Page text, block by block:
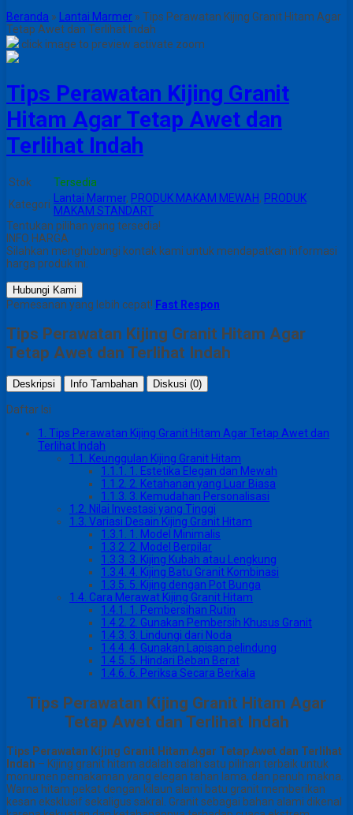
Beranda » Lantai Marmer » Tips Perawatan Kijing Granit Hitam Agar
Tetap Awet dan Terlihat Indah
click image to preview activate zoom
Tips Perawatan Kijing Granit
Hitam Agar Tetap Awet dan
Terlihat Indah
Stok
Tersedia
Kategori Lantai Marmer, PRODUK MAKAM MEWAH, PRODUK
MAKAM STANDART
Tentukan pilihan yang tersedia!
INFO HARGA
Silahkan menghubungi kontak kami untuk mendapatkan informasi
harga produk ini.
Hubungi Kami
Pemesanan yang lebih cepat! Fast Respon
Tips Perawatan Kijing Granit Hitam Agar
Tetap Awet dan Terlihat Indah
Deskripsi Info Tambahan Diskusi (0)
Daftar Isi
1. Tips Perawatan Kijing Granit Hitam Agar Tetap Awet dan
Terlihat Indah
1.1. Keunggulan Kijing Granit Hitam
1.1.1. 1. Estetika Elegan dan Mewah
1.1.2. 2. Ketahanan yang Luar Biasa
1.1.3. 3. Kemudahan Personalisasi
1.2. Nilai Investasi yang Tinggi
1.3. Variasi Desain Kijing Granit Hitam
1.3.1. 1. Model Minimalis
1.3.2. 2. Model Berpilar
1.3.3. 3. Kijing Kubah atau Lengkung
1.3.4. 4. Kijing Batu Granit Kombinasi
1.3.5. 5. Kijing dengan Pot Bunga
1.4. Cara Merawat Kijing Granit Hitam
1.4.1. 1. Pembersihan Rutin
1.4.2. 2. Gunakan Pembersih Khusus Granit
1.4.3. 3. Lindungi dari Noda
1.4.4. 4. Gunakan Lapisan pelindung
1.4.5. 5. Hindari Beban Berat
1.4.6. 6. Periksa Secara Berkala
Tips Perawatan Kijing Granit Hitam Agar
Tetap Awet dan Terlihat Indah
Tips Perawatan Kijing Granit Hitam Agar Tetap Awet dan Terlihat
Indah – Kijing granit hitam adalah salah satu pilihan terbaik untuk
monumen pemakaman yang elegan tahan lama, dan penuh makna.
Warna hitam pekat dengan kilaun alami batu granit memberikan
kesan eksklusif sekaligus sakral. Granit sebagai bahan alami dikenal